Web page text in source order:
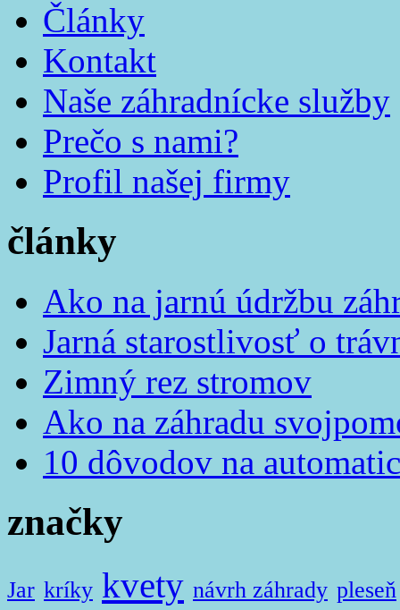
Články
Kontakt
Naše záhradnícke služby
Prečo s nami?
Profil našej firmy
články
Ako na jarnú údržbu
Jarná starostlivosť o
Zimný rez stromov
Ako na záhradu
10 dôvodov na
značky
Jar kríky kvety návrh záhrady pleseň